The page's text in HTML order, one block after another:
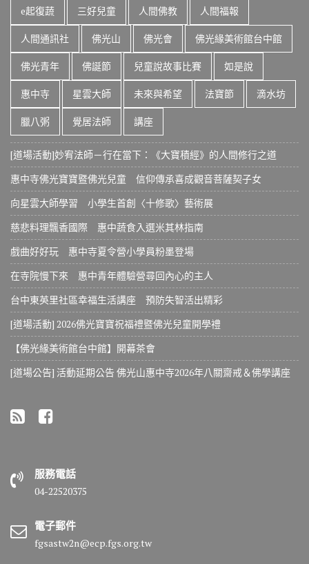
e起復蔬 三好兒童 人間佛教 人間福報
人間通訊社 佛光山 佛光會 佛光緣美術館台中館
佛光青年 佛誕節 兒童說故事比賽 如是說
惠中寺 星雲大師 未來與希望 法寶節 滴水坊
臘八粥 覺居法師 講座
[道場活動]妙宥法師－行在當下：《大寶積經》的人間修行之道
惠中寺佛光寶寶暨佛光兒童 信仰傳承喜成觀音菩薩契子女
向星雲大師學習 小學生首創〈十修歌〉藝術展
慈悲料理飄香國際 惠中蔬食入選米其林指南
戲曲好好玩 惠中寺夏令營小學員粉墨登場
在寺院慢下來 惠中青年體驗營尋回內心的主人
台中東英里社區幸福生活講座 預防失智活出精彩
[道場活動] 2026佛光寶寶祝福禮暨佛光兒童開學禮
【佛光緣美術館台中館】開幕茶會
[道場公告] 活動延期公告 佛光山惠中寺2026年八關齋戒＆佛學講座
服務電話
04-22520375
電子郵件
fgsastw2n@ecp.fgs.org.tw